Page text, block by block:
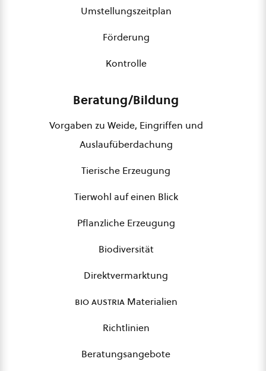
Umstellungszeitplan
Förderung
Kontrolle
Beratung/Bildung
Vorgaben zu Weide, Eingriffen und
Auslaufüberdachung
Tierische Erzeugung
Tierwohl auf einen Blick
Pflanzliche Erzeugung
Biodiversität
Direktvermarktung
bio austriaMaterialien
Richtlinien
Beratungsangebote